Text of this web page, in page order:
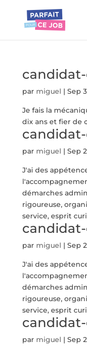
par miguel | Sep
Je fais la
dix ans et fier de
par miguel | Sep
J'ai des
démarches
rigoureuse,
service, esprit
par miguel | Sep
J'ai des
démarches
rigoureuse,
service, esprit
par miguel | Sep